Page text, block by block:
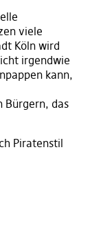
viele
Köln wird
irgendwie
kann,
Bürgern, das
Piratenstil